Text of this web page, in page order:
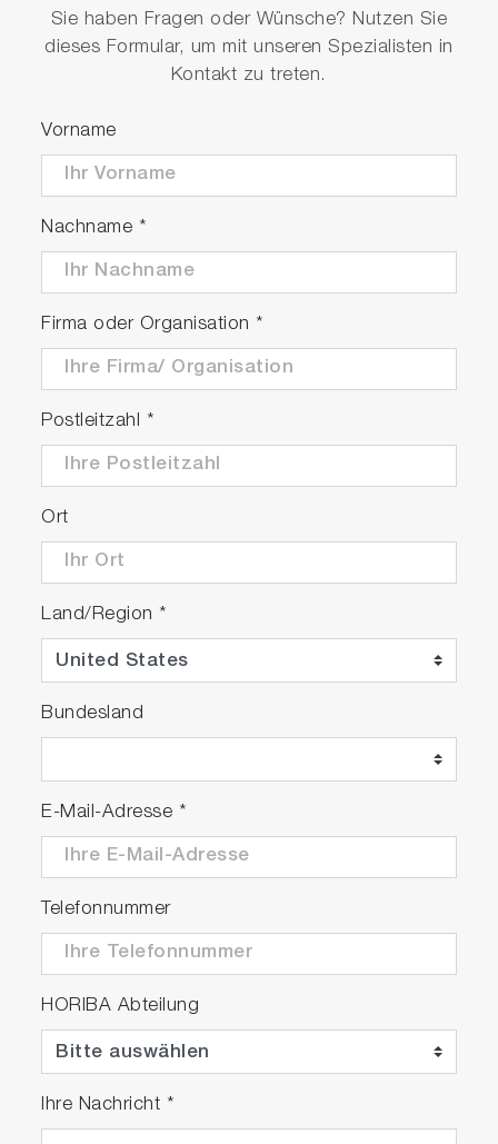
View and Download our OEM Spectrometer
Selection Guide
You can email OEM Technical Sales
at:OEM.US(at)horiba.comor contact OEM at:
+1.732.494.8660 Ext. 7733
Sie haben Fragen oder Wünsche? Nutzen Sie
dieses Formular, um mit unseren Spezialisten in
Kontakt zu treten.
Vorname
Nachname *
Firma oder Organisation *
Postleitzahl *
Ort
Land/Region *
Bundesland
E-Mail-Adresse *
Telefonnummer
HORIBA Abteilung
Ihre Nachricht *